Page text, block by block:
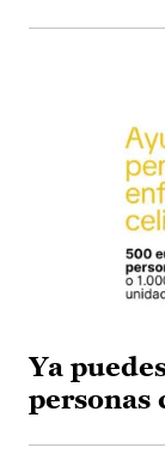
Ya
personas